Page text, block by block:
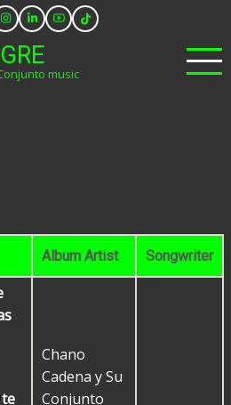
music
Album Artist Songwriter
Chano
Cadena y Su
Conjunto